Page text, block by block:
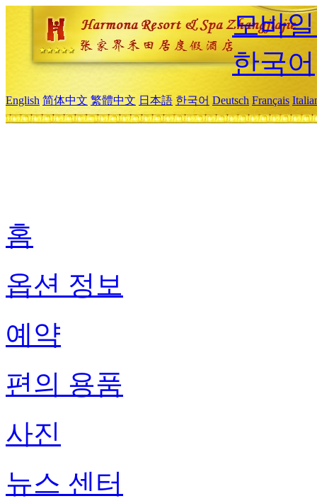
모바
한국어
English 简体中文 繁體中文 日本語 한국어 Deutsch Français
홈
옵션 정보
예약
편의 용품
사진
뉴스 센터